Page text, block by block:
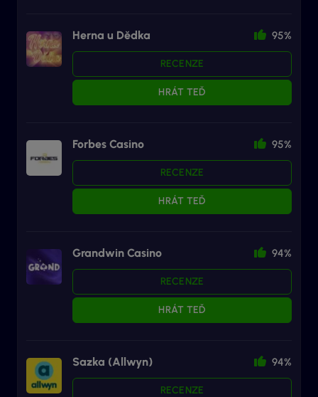
Herna u Dědka 95%
RECENZE
HRÁT TEĎ
Forbes Casino 95%
RECENZE
HRÁT TEĎ
Grandwin Casino 94%
RECENZE
HRÁT TEĎ
Sazka (Allwyn) 94%
RECENZE